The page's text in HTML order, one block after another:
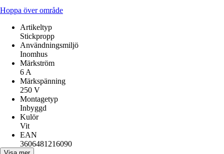
Hoppa över område
Artikeltyp
Stickpropp
Användningsmiljö
Inomhus
Märkström
6 A
Märkspänning
250 V
Montagetyp
Inbyggd
Kulör
Vit
EAN
3606481216090